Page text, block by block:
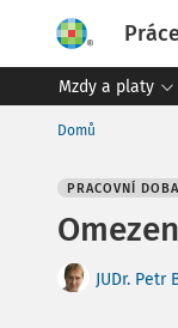
Mzdy a platy
Domů
PRACOVNÍ DOBA
JUDr. Petr